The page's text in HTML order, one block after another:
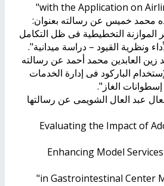
with the Application on
محمد خميس عن رسالته بعنوان:
الموازنة التخطيطية فى ظل التكامل
ونظرية القيود – دراسة ميدانية".
زين العابدين محمد أحمد عن رسالته
الباركود فى إدارة الخدمات
إسطوانات الغاز".
العال عبد العال الشويمى عن رسالتها
"Evaluating the Impact of
Enhancing Model
in Gastrointestinal Center